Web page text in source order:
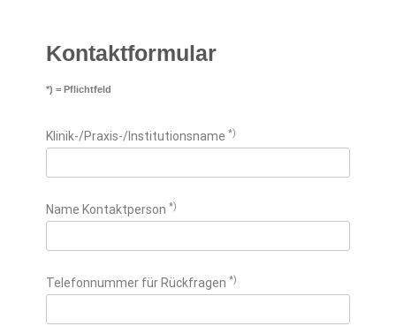
Kontaktformular
*) = Pflichtfeld
Klinik-/Praxis-/Institutionsname *)
Name Kontaktperson *)
Telefonnummer für Rückfragen *)